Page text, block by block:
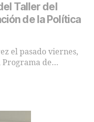
Taller del
de la Política
el pasado viernes,
Programa de…